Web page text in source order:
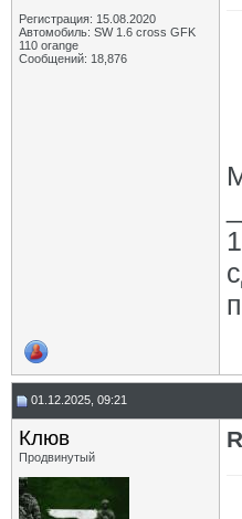
Регистрация: 15.08.2020
Автомобиль: SW 1.6 cross GFK
110 orange
Сообщений: 18,876
01.12.2025, 09:21
Клюв
Продвинутый